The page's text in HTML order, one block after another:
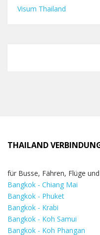
Visum Thailand
THAILAND
für Busse, Fähren, Flüge
Bangkok - Chiang Mai
Bangkok - Phuket
Bangkok - Krabi
Bangkok - Koh Samui
Bangkok - Koh Phangan